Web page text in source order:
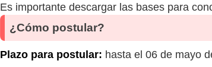
Es importante descargar las bases para
¿Cómo postular?
Plazo para postular: hasta el 06 de mayo